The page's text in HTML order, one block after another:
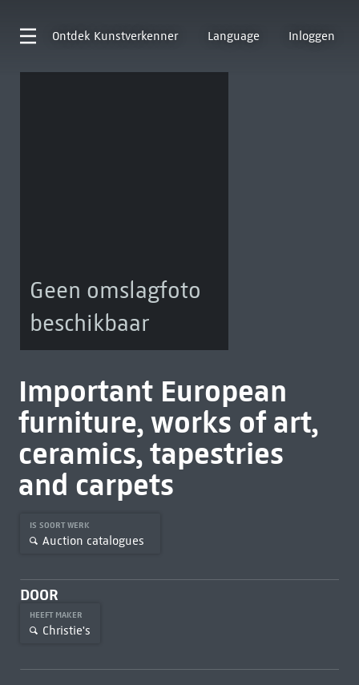
Ontdek Kunstverkenner Language Inloggen
Geen omslagfoto
beschikbaar
Important European
furniture, works of art,
ceramics, tapestries
and carpets
IS SOORT WERK
Auction catalogues
DOOR
HEEFT MAKER
Christie's